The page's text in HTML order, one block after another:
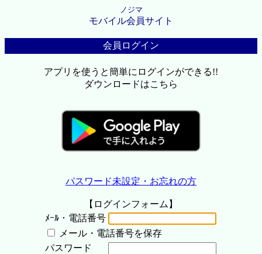
ノジマ
モバイル会員サイト
会員ログイン
アプリを使うと簡単にログインができる!!
ダウンロードはこちら
パスワード未設定・お忘れの方
【ログインフォーム】
ﾒｰﾙ・電話番号
メール・電話番号を保存
パスワード